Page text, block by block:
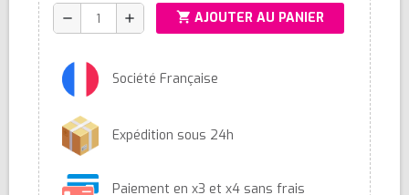
remove add shopping_cart AJOUTER AU PANIER
Société Française
Expédition sous 24h
Paiement en x3 et x4 sans frais